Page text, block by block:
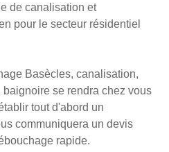
de canalisation et
pour le secteur résidentiel
Basècles, canalisation,
se rendra chez vous
tout d'abord un
communiquera un devis
rapide.